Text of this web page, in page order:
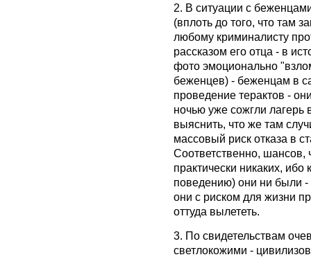
2. В ситуации с
(вплоть до того, что там
любому криминалисту
рассказом его отца - в
фото эмоционально
беженцев) - беженцам в
проведение терактов -
ночью уже сожгли лагерь
выяснить, что же там
массовый риск отказа в
Соответственно, шансов,
практически никаких,
поведению) они ни были -
они с риском для жизни
оттуда вылететь.
3. По свидетельствам
светлокожими -